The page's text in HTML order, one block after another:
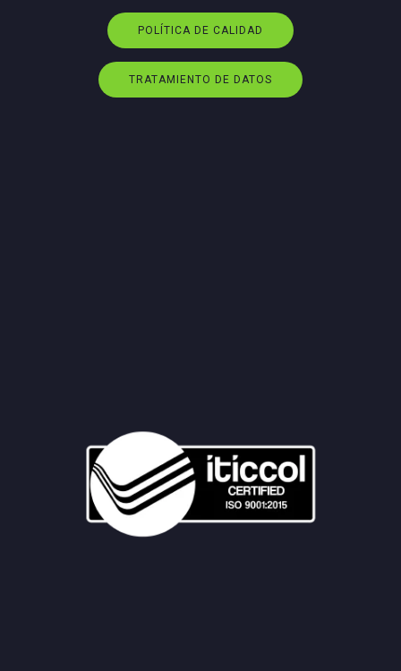
POLÍTICA DE CALIDAD
TRATAMIENTO DE DATOS